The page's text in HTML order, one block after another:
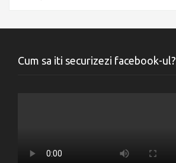
Cum sa iti securizezi facebook-ul?